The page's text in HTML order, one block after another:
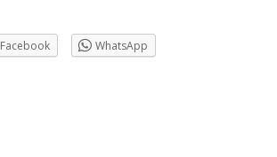
Facebook WhatsApp